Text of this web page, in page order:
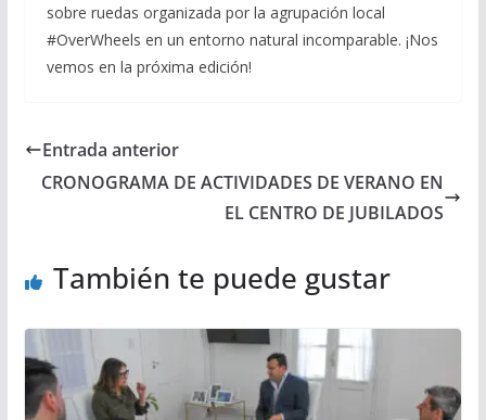
sobre ruedas organizada por la agrupación local
#OverWheels en un entorno natural incomparable. ¡Nos
vemos en la próxima edición!
Entrada anterior
CRONOGRAMA DE ACTIVIDADES DE VERANO EN
EL CENTRO DE JUBILADOS
También te puede gustar